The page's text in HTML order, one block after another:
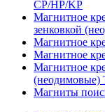
CP/HP/KP
Магнитное
зенковкой
Магнитное
Магнитное
Магнитное
(неодимовые)
Магниты